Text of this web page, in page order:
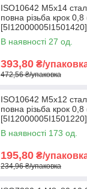
ISO10642 М5х14
повна різьба крок
В наявності 27 од.
393,80 ₴/
472,56 ₴/упаковка
ISO10642 М5х12
повна різьба крок
В наявності 173 од.
195,80 ₴/
234,96 ₴/упаковка